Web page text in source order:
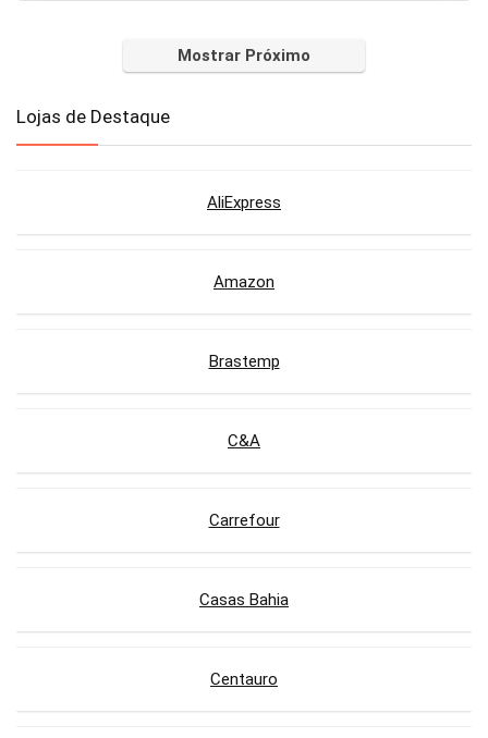
Mostrar Próximo
Lojas de Destaque
AliExpress
Amazon
Brastemp
C&A
Carrefour
Casas Bahia
Centauro